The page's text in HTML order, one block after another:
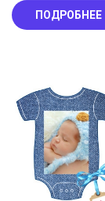
ПОДРОБНЕЕ